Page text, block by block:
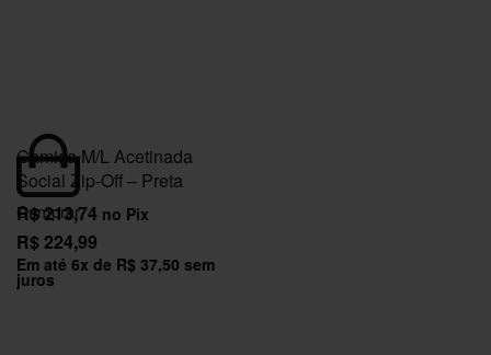
Comprar
Camisa M/L Acetinada
Social Zip-Off – Preta
R$213,74 no Pix
R$ 224,99
Em até 6x de R$ 37,50 sem
juros